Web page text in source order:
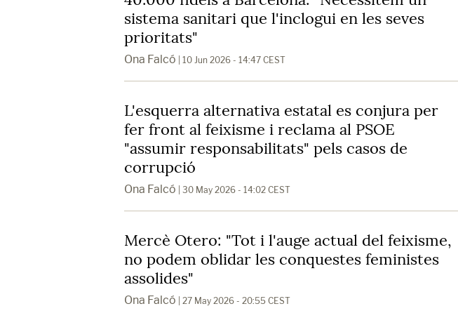
sistema sanitari que l'inclogui en les seves
prioritats"
Ona Falcó | 10 Jun 2026 - 14:47 CEST
L'esquerra alternativa estatal es conjura per
fer front al feixisme i reclama al PSOE
"assumir responsabilitats" pels casos de
corrupció
Ona Falcó | 30 May 2026 - 14:02 CEST
Mercè Otero: "Tot i l'auge actual del feixisme,
no podem oblidar les conquestes feministes
assolides"
Ona Falcó | 27 May 2026 - 20:55 CEST